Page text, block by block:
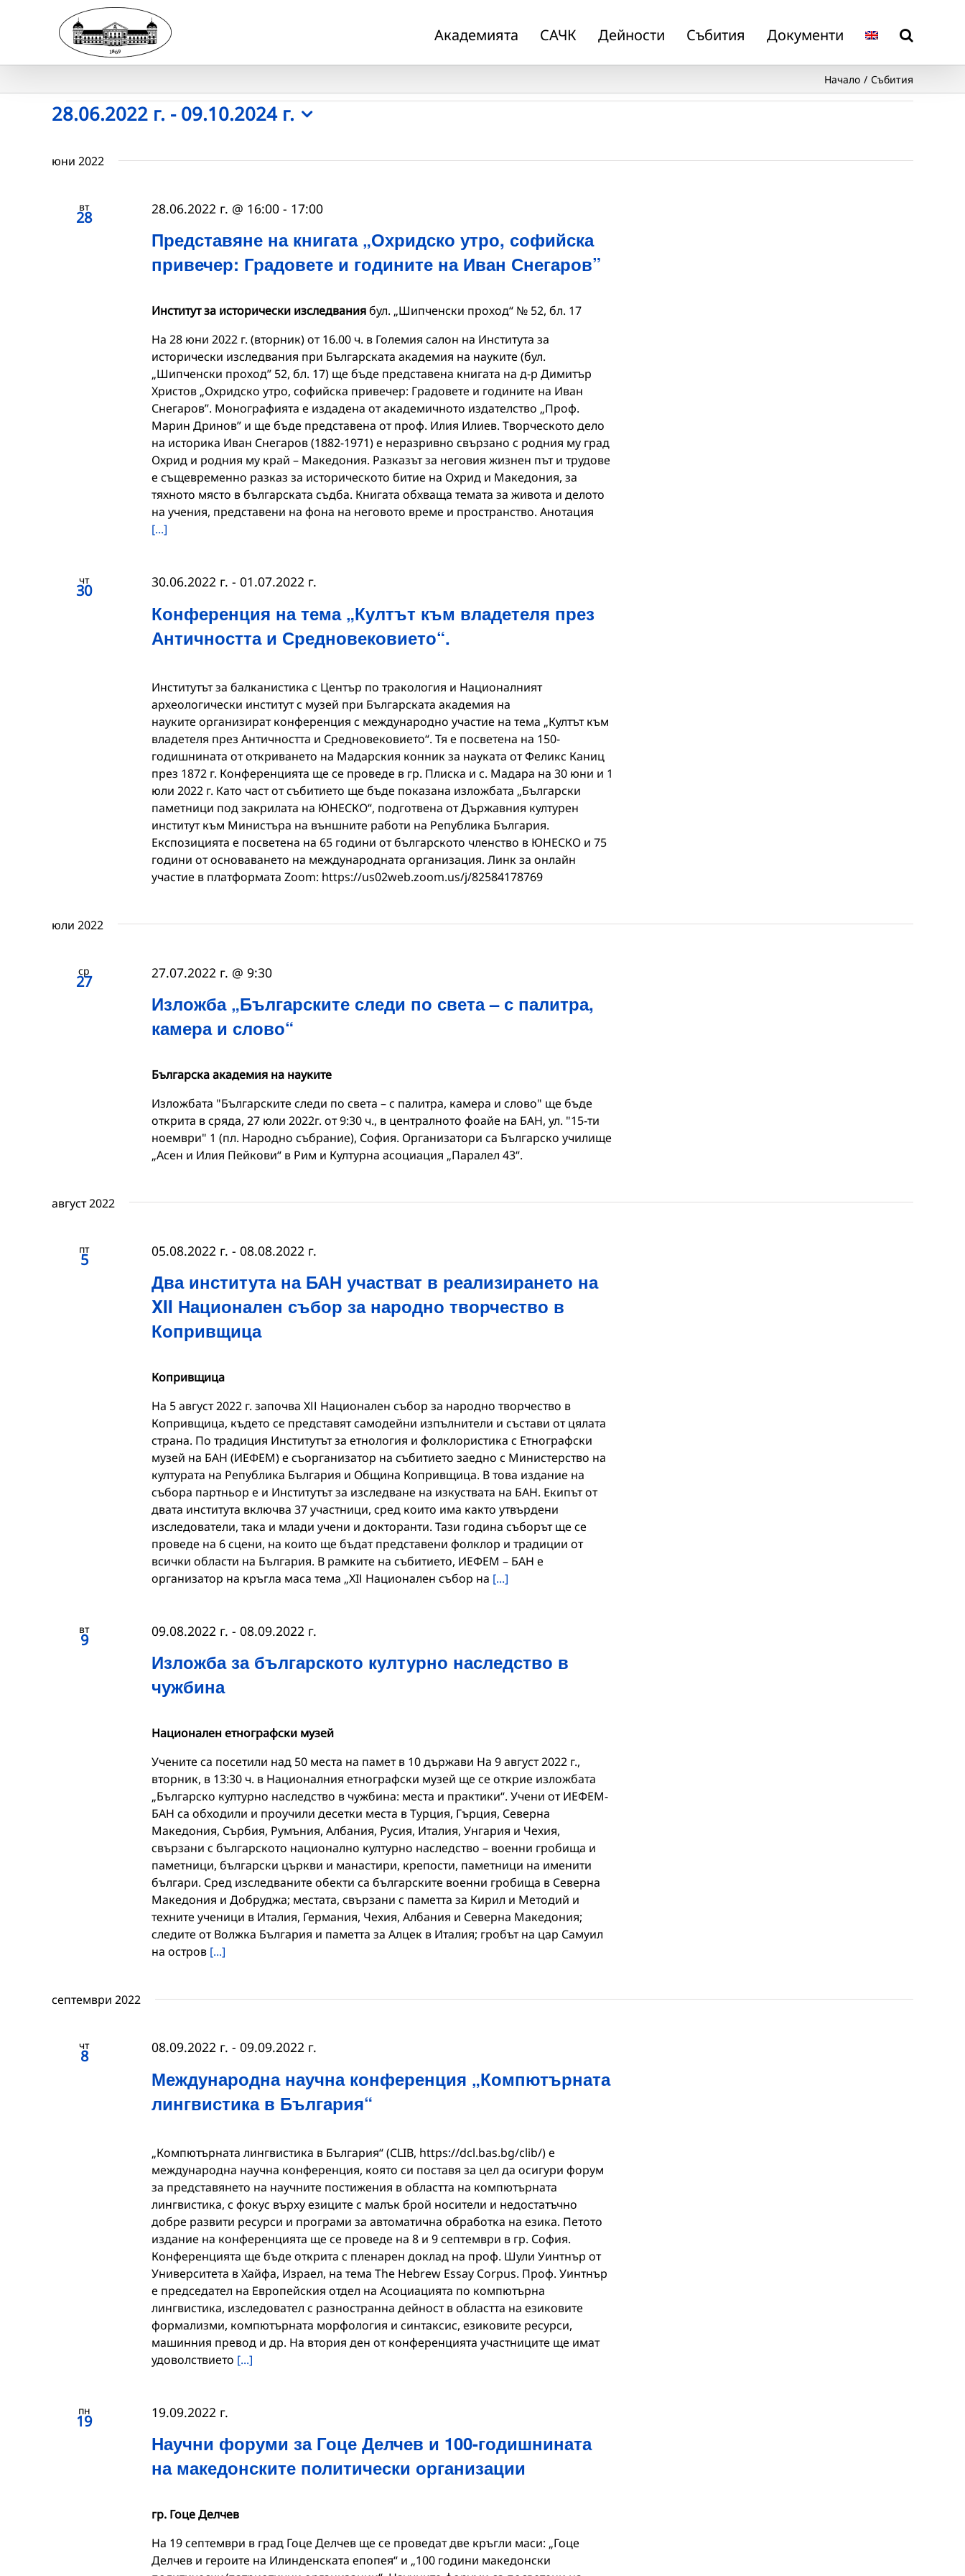
Академията САЧК Дейности Събития Документи
Начало Събития
Събития
28.06.2022 г. - 09.10.2024 г.
date.
юни 2022
вт
28
Представяне на книгата „Охридско утро, софийска
привечер: Градовете и годините на Иван Снегаров”
28.06.2022 г. @ 16:00- 17:00
Институт за исторически изследваниябул. „Шипченски проход“ № 52, бл. 17
На 28 юни 2022 г. (вторник) от 16.00 ч. в Големия салон на Института за
исторически изследвания при Българската академия на науките (бул.
„Шипченски проход” 52, бл. 17) ще бъде представена книгата на д-р Димитър
Христов „Охридско утро, софийска привечер: Градовете и годините на Иван
Снегаров”. Монографията е издадена от академичното издателство „Проф.
Марин Дринов” и ще бъде представена от проф. Илия Илиев. Творческото дело
на историка Иван Снегаров (1882-1971) е неразривно свързано с родния му град
Охрид и родния му край – Македония. Разказът за неговия жизнен път и трудове
е същевременно разказ за историческото битие на Охрид и Македония, за
тяхното място в българската съдба. Книгата обхваща темата за живота и делото
на учения, представени на фона на неговото време и пространство. Анотация
[...]
чт
30
Конференция на тема „Култът към владетеля през
Античността и Средновековието“.
30.06.2022 г. - 01.07.2022 г.
Институтът за балканистика с Център по тракология и Националният
археологически институт с музей при Българската академия на
науките организират конференция с международно участие на тема „Култът към
владетеля през Античността и Средновековието“. Тя е посветена на 150-
годишнината от откриването на Мадарския конник за науката от Феликс Каниц
през 1872 г. Конференцията ще се проведе в гр. Плиска и с. Мадара на 30 юни и 1
юли 2022 г. Като част от събитието ще бъде показана изложбата „Български
паметници под закрилата на ЮНЕСКО“, подготвена от Държавния културен
институт към Министъра на външните работи на Република България.
Експозицията е посветена на 65 години от българското членство в ЮНЕСКО и 75
години от основаването на международната организация. Линк за онлайн
участие в платформата Zoom: https://us02web.zoom.us/j/82584178769
юли 2022
ср
27
Изложба „Българските следи по света – с палитра,
камера и слово“
27.07.2022 г. @ 9:30
Българска академия на науките
Изложбата "Българските следи по света – с палитра, камера и слово" ще бъде
открита в сряда, 27 юли 2022г. от 9:30 ч., в централното фоайе на БАН, ул. "15-ти
ноември" 1 (пл. Народно събрание), София. Организатори са Българско училище
„Асен и Илия Пейкови“ в Рим и Културна асоциация „Паралел 43“.
август 2022
пт
5
Два института на БАН участват в реализирането на
XII Национален събор за народно творчество в
Копривщица
05.08.2022 г. - 08.08.2022 г.
Копривщица
На 5 август 2022 г. започва ХІІ Национален събор за народно творчество в
Копривщица, където се представят самодейни изпълнители и състави от цялата
страна. По традиция Институтът за етнология и фолклористика с Етнографски
музей на БАН (ИЕФЕМ) е съорганизатор на събитието заедно с Министерство на
културата на Република България и Община Копривщица. В това издание на
събора партньор е и Институтът за изследване на изкуствата на БАН. Екипът от
двата института включва 37 участници, сред които има както утвърдени
изследователи, така и млади учени и докторанти. Тази година съборът ще се
проведе на 6 сцени, на които ще бъдат представени фолклор и традиции от
всички области на България. В рамките на събитието, ИЕФЕМ – БАН е
организатор на кръгла маса тема „ХIІ Национален събор на [...]
вт
9
Изложба за българското културно наследство в
чужбина
09.08.2022 г. - 08.09.2022 г.
Национален етнографски музей
Учените са посетили над 50 места на памет в 10 държави На 9 август 2022 г.,
вторник, в 13:30 ч. в Националния етнографски музей ще се открие изложбата
„Българско културно наследство в чужбина: места и практики“. Учени от ИЕФЕМ-
БАН са обходили и проучили десетки места в Турция, Гърция, Северна
Македония, Сърбия, Румъния, Албания, Русия, Италия, Унгария и Чехия,
свързани с българското национално културно наследство – военни гробища и
паметници, български църкви и манастири, крепости, паметници на именити
българи. Сред изследваните обекти са българските военни гробища в Северна
Македония и Добруджа; местата, свързани с паметта за Кирил и Методий и
техните ученици в Италия, Германия, Чехия, Албания и Северна Македония;
следите от Волжка България и паметта за Алцек в Италия; гробът на цар Самуил
на остров [...]
септември 2022
чт
8
Международна научна конференция „Компютърната
лингвистика в България“
08.09.2022 г. - 09.09.2022 г.
„Компютърната лингвистика в България“ (CLIB, https://dcl.bas.bg/clib/) е
международна научна конференция, която си поставя за цел да осигури форум
за представянето на научните постижения в областта на компютърната
лингвистика, с фокус върху езиците с малък брой носители и недостатъчно
добре развити ресурси и програми за автоматична обработка на езика. Петото
издание на конференцията ще се проведе на 8 и 9 септември в гр. София.
Конференцията ще бъде открита с пленарен доклад на проф. Шули Уинтнър от
Университета в Хайфа, Израел, на тема The Hebrew Essay Corpus. Проф. Уинтнър
е председател на Европейския отдел на Асоциацията по компютърна
лингвистика, изследовател с разностранна дейност в областта на езиковите
формализми, компютърната морфология и синтаксис, езиковите ресурси,
машинния превод и др. На втория ден от конференцията участниците ще имат
удоволствието [...]
пн
19
Научни форуми за Гоце Делчев и 100-годишнината
на македонските политически организации
19.09.2022 г.
гр. Гоце Делчев
На 19 септември в град Гоце Делчев ще се проведат две кръгли маси: „Гоце
Делчев и героите на Илинденската епопея“ и „100 години македонски